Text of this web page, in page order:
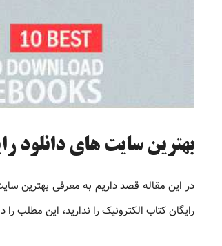
بهترین سایت های دانلود
در این مقاله قصد داریم به معرفی بهترین
رایگان کتاب الکترونیک را ندارید، این مطلب